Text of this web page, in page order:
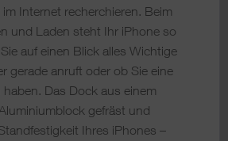
Internet recherchieren. Beim
und Laden steht Ihr iPhone so
auf einen Blick alles Wichtige
gerade anruft oder ob Sie eine
haben. Das Dock aus einem
gefräst und
Ihres iPhones –